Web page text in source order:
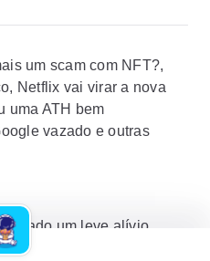
um scam com NFT?,
Netflix vai virar a nova
uma ATH bem
vazado e outras
dado um leve alívio.
e ETH passando de 3%